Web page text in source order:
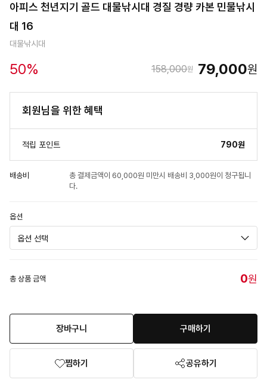
아피스 천년지기 골드 대물낚시대 경질 경량 카본 민물낚시
대 16
대물낚시대
50% 158,000원 79,000원
회원님을 위한 혜택
적립 포인트 790원
배송비
총 결제금액이 60,000원 미만시 배송비 3,000원이 청구됩니
다.
옵션
총 상품 금액 0원
장바구니 구매하기
찜하기 공유하기